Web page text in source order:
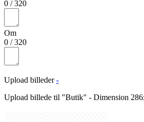
0 /320
Om
0 /320
Upload billeder -
Upload billede til "Butik" - Dimension